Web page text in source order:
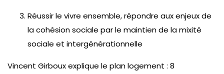
Réussir le vivre ensemble, répondre aux enjeux de
la cohésion sociale par le maintien de la mixité
sociale et intergénérationnelle
Vincent Girboux explique le plan logement : 8